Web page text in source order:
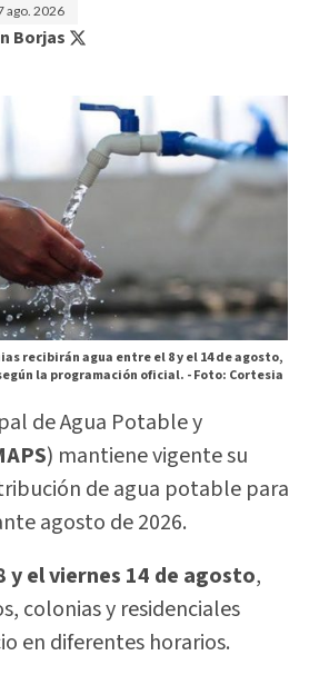
ago. 2026
Borjas
recibirán agua entre el 8 y el 14 de agosto,
la programación oficial. -Foto: Cortesia
de Agua Potable y
) mantiene vigente su
de agua potable para
agosto de 2026.
y el viernes 14 de agosto,
colonias y residenciales
en diferentes horarios.